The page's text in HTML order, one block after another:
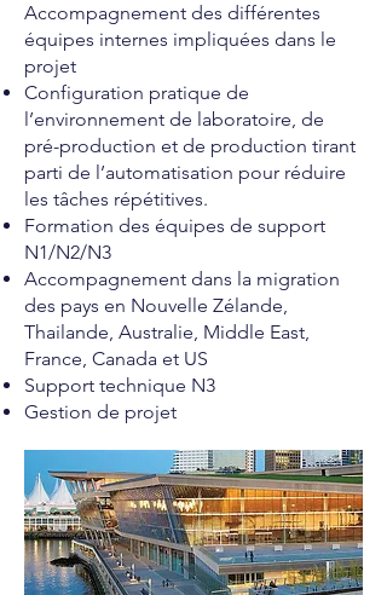
Accompagnement des différentes
équipes internes impliquées dans le
projet
Configuration pratique de
l’environnement de laboratoire, de
pré-production et de production tirant
parti de l’automatisation pour réduire
les tâches répétitives.
Formation des équipes de support
N1/N2/N3
Accompagnement dans la migration
des pays en Nouvelle Zélande,
Thailande, Australie, Middle East,
France, Canada et US
Support technique N3
Gestion de projet